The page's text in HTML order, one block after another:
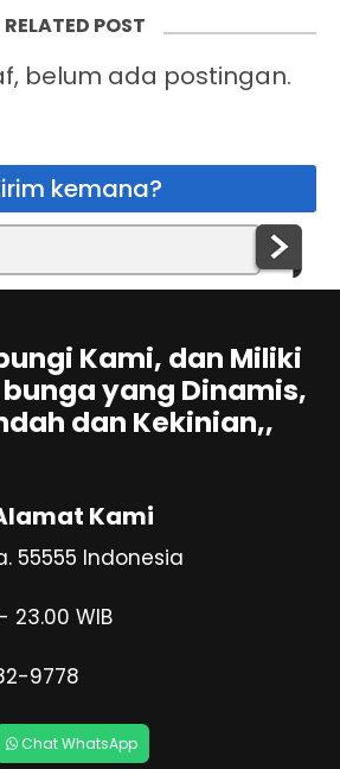
RELATED POST
belum ada postingan.
kemana?
Kami, dan Miliki
yang Dinamis,
dan Kekinian,,
Kami
55555 Indonesia
23.00 WIB
9778
Chat WhatsApp